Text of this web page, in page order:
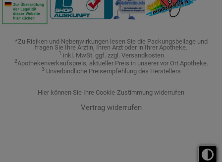
*Zu Risiken und Nebenwirkungen lesen Sie die Packungsbeilage und
fragen Sie Ihre Ärztin, Ihren Arzt oder in Ihrer Apotheke.
1 inkl. MwSt. ggf. zzgl. Versandkosten
2Apothekenverkaufspreis, aktueller Preis in unserer vor Ort Apotheke.
3Unverbindliche Preisempfehlung des Herstellers
Hier können Sie Ihre Cookie-Zustimmung widerrufen
Vertrag widerrufen